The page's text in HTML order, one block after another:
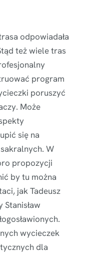
odpowiadała
też wiele tras
program
poruszyć
Może
się na
W
propozycji
by tu można
jak Tadeusz
wycieczek
dla